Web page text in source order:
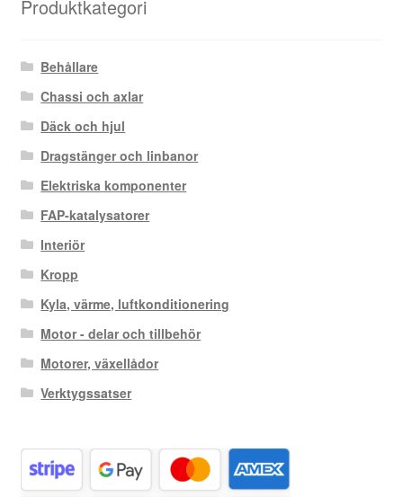
Produktkategori
Behållare
Chassi och axlar
Däck och hjul
Dragstänger och linbanor
Elektriska komponenter
FAP-katalysatorer
Interiör
Kropp
Kyla, värme, luftkonditionering
Motor - delar och tillbehör
Motorer, växellådor
Verktygssatser